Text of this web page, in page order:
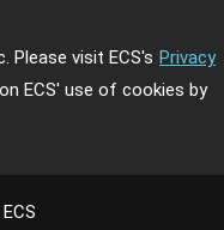
Please visit ECS's Privacy
ECS' use of cookies by